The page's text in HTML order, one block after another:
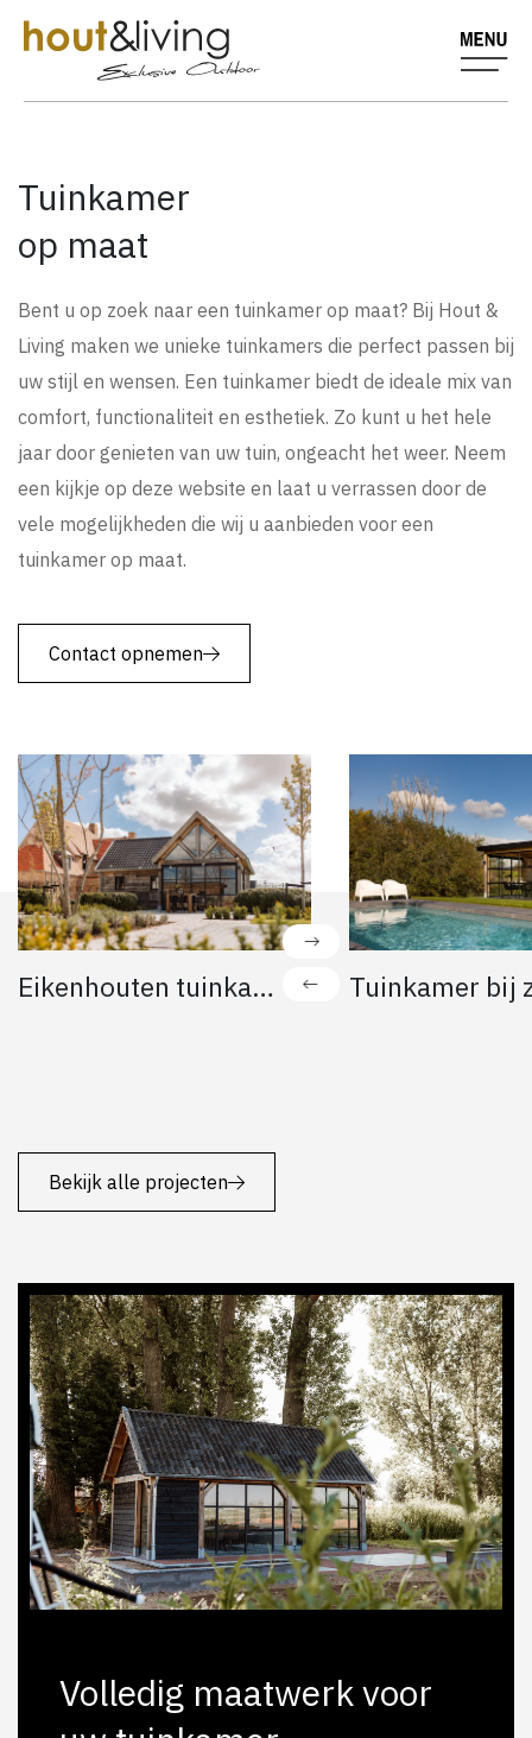
Tuinkamer
op maat
Bent u op zoek naar een tuinkamer op maat? Bij Hout &
Living maken we unieke tuinkamers die perfect passen bij
uw stijl en wensen. Een tuinkamer biedt de ideale mix van
comfort, functionaliteit en esthetiek. Zo kunt u het hele
jaar door genieten van uw tuin, ongeacht het weer. Neem
een kijkje op deze website en laat u verrassen door de
vele mogelijkheden die wij u aanbieden voor een
tuinkamer op maat.
Contact opnemen
Eikenhouten tuinkamer
Bekijk alle projecten
Volledig maatwerk voor